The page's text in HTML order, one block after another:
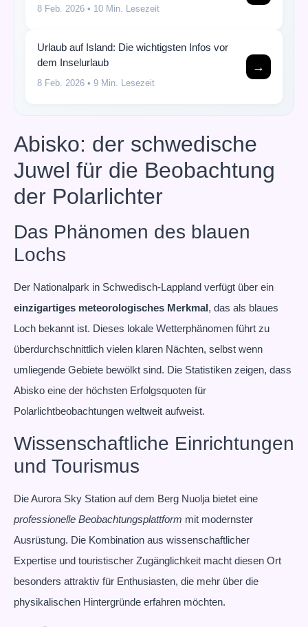
8 Feb. 2026 • 10 Min. Lesezeit
Urlaub auf Island: Die wichtigsten Infos vor
dem Inselurlaub
8 Feb. 2026 • 9 Min. Lesezeit
→
Abisko: der schwedische
Juwel für die Beobachtung
der Polarlichter
Das Phänomen des blauen
Lochs
Der Nationalpark in Schwedisch-Lappland verfügt über ein
einzigartiges meteorologisches Merkmal, das als blaues
Loch bekannt ist. Dieses lokale Wetterphänomen führt zu
überdurchschnittlich vielen klaren Nächten, selbst wenn
umliegende Gebiete bewölkt sind. Die Statistiken zeigen, dass
Abisko eine der höchsten Erfolgsquoten für
Polarlichtbeobachtungen weltweit aufweist.
Wissenschaftliche Einrichtungen
und Tourismus
Die Aurora Sky Station auf dem Berg Nuolja bietet eine
professionelle Beobachtungsplattform mit modernster
Ausrüstung. Die Kombination aus wissenschaftlicher
Expertise und touristischer Zugänglichkeit macht diesen Ort
besonders attraktiv für Enthusiasten, die mehr über die
physikalischen Hintergründe erfahren möchten.